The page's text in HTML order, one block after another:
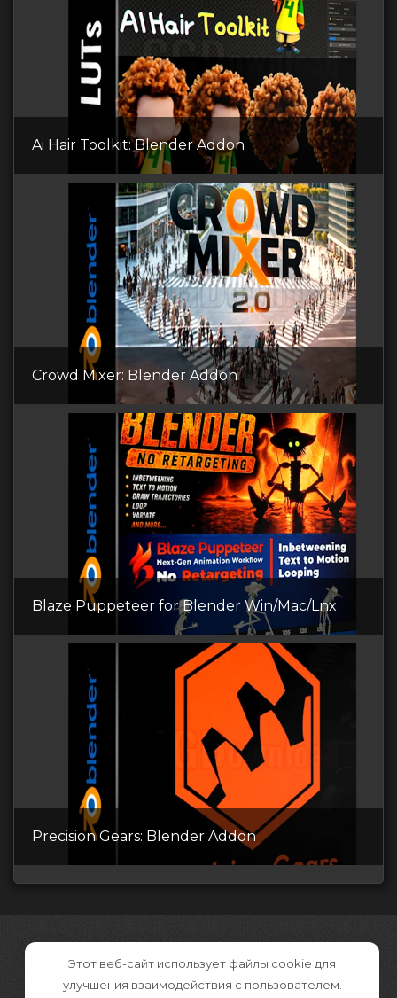
Ai Hair Toolkit: Blender Addon
Crowd Mixer: Blender Addon
Blaze Puppeteer for Blender Win/Mac/Lnx
Precision Gears: Blender Addon
Этот веб-сайт использует файлы cookie для
улучшения взаимодействия с пользователем.